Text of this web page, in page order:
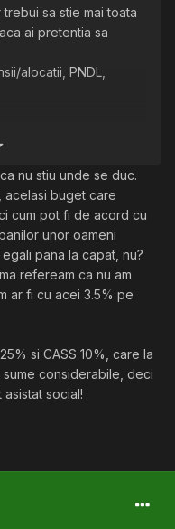
sa stie mai toata
ai pretentia sa
alocatii, PNDL,
salariul. Adica o
in domeniu.
import esti
social?
nu stiu unde se duc.
acelasi buget care
cum pot fi de acord cu
unor oameni
pana la capat, nu?
refeream ca nu am
ar fi cu acei 3.5% pe
si CASS 10%, care la
considerabile, deci
social!